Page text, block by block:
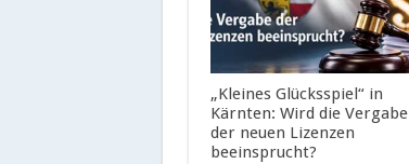
„Kleines Glücksspiel“ in
Kärnten: Wird die Vergabe
der neuen Lizenzen
beeinsprucht?